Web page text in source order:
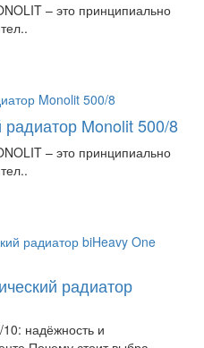
– это принципиально
Monolit 500/8
– это принципиально
радиатор
надёжность и